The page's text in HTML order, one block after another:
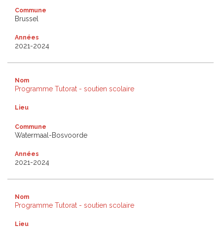
Commune
Brussel
Années
2021-2024
Nom
Programme Tutorat - soutien scolaire
Lieu
Commune
Watermaal-Bosvoorde
Années
2021-2024
Nom
Programme Tutorat - soutien scolaire
Lieu